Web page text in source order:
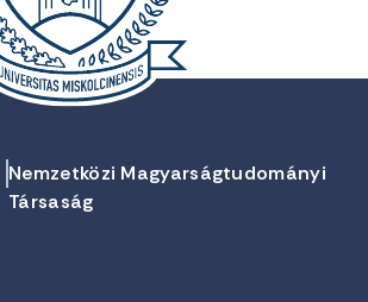
Nemzetközi Magyarságtudományi
Társaság